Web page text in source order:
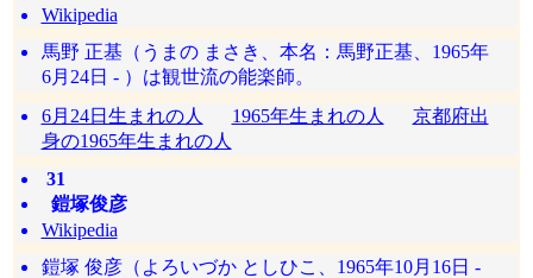
Wikipedia
馬野 正基（うまの まさき、本名：馬野正基、1965年
6月24日 - ）は観世流の能楽師。
6月24日生まれの人
1965年生まれの人
京都府出
身の1965年生まれの人
31
鎧塚俊彦
Wikipedia
鎧塚 俊彦（よろいづか としひこ、1965年10月16日 -